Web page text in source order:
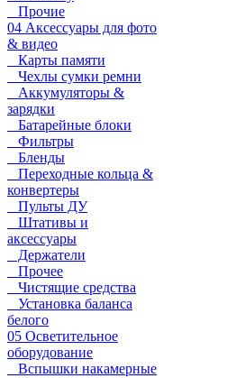
Прочие
04 Аксессуары для фото
& видео
Карты памяти
Чехлы сумки ремни
Аккумуляторы &
зарядки
Батарейные блоки
Фильтры
Бленды
Переходные кольца &
конвертеры
Пульты ДУ
Штативы и
аксессуары
Держатели
Прочее
Чистящие средства
Установка баланса
белого
05 Осветительное
оборудование
Вспышки накамерные